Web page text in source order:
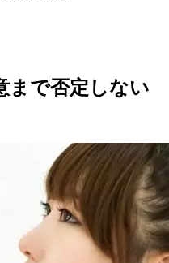
まで否定しない